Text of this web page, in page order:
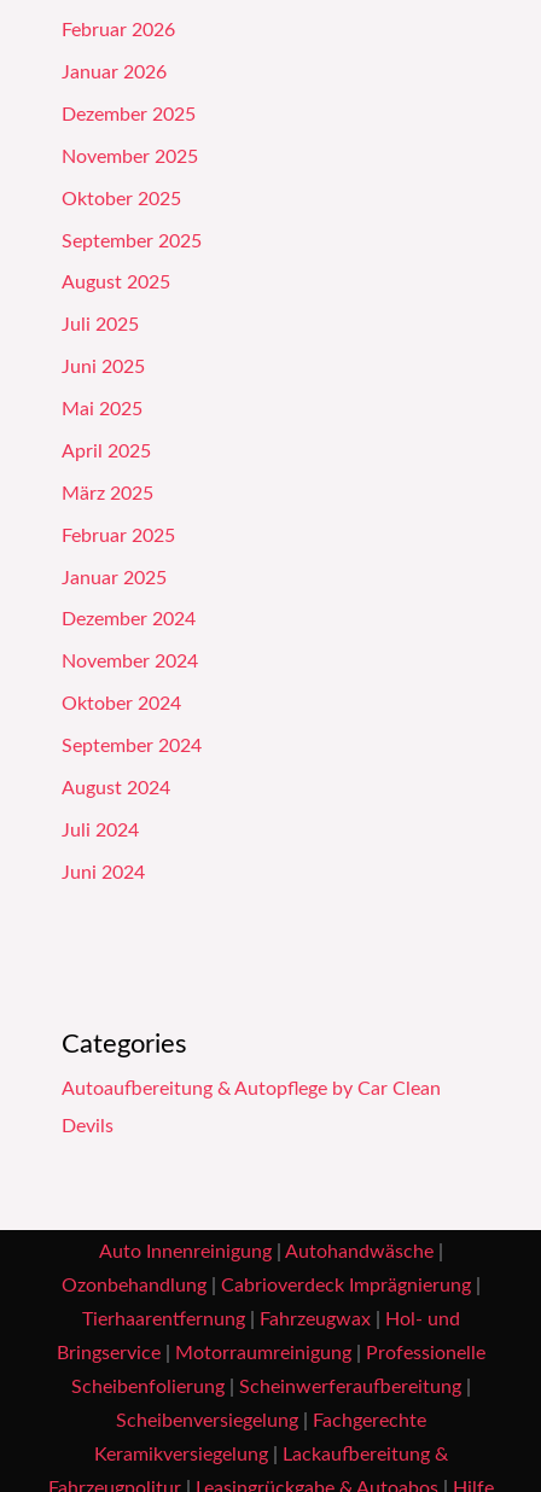
Februar 2026
Januar 2026
Dezember 2025
November 2025
Oktober 2025
September 2025
August 2025
Juli 2025
Juni 2025
Mai 2025
April 2025
März 2025
Februar 2025
Januar 2025
Dezember 2024
November 2024
Oktober 2024
September 2024
August 2024
Juli 2024
Juni 2024
Categories
Autoaufbereitung & Autopflege by Car Clean
Devils
Auto Innenreinigung| Autohandwäsche|
Ozonbehandlung| Cabrioverdeck Imprägnierung|
Tierhaarentfernung| Fahrzeugwax|
Hol- und
Bringservice| Motorraumreinigung|
Professionelle
Scheibenfolierung| Scheinwerferaufbereitung|
Scheibenversiegelung|
Fachgerechte
Keramikversiegelung|
Lackaufbereitung &